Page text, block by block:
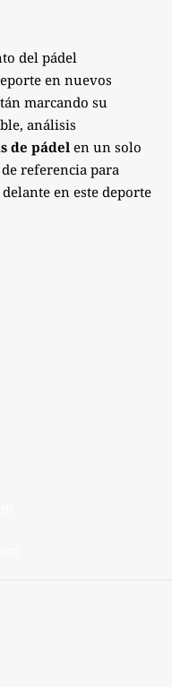
del pádel
en nuevos
marcando su
análisis
de pádel en un solo
referencia para
en este deporte